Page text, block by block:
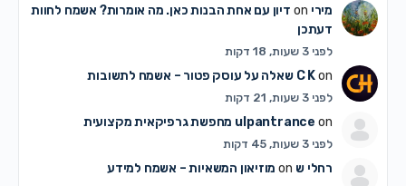
מירי
דיון עם אחת הבנות כאן. מה אומרות? אשמח לחוות
דעתכן
לפני 3 שעות, 18 דקות
C Kon שאלה על עוסק פטור – אשמח לתשובות
לפני 3 שעות, 21 דקות
ulpantrance on מחפשת גרפיקאית מקצועית
לפני 3 שעות, 45 דקות
רחלי ש מוזיאון המשאיות – אשמח למידע